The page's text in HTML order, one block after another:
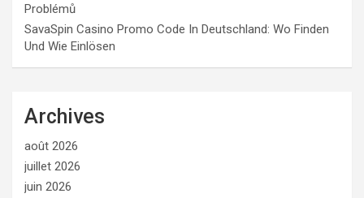
Problémů
SavaSpin Casino Promo Code In Deutschland: Wo Finden
Und Wie Einlösen
Archives
août 2026
juillet 2026
juin 2026